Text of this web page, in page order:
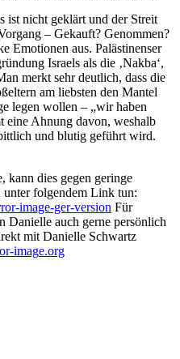
ist nicht geklärt und der Streit
– Gekauft? Genommen?
Emotionen aus. Palästinenser
Israels als die ‚Nakba‘,
merkt sehr deutlich, dass die
am liebsten den Mantel
legen wollen – „wir haben
eine Ahnung davon, weshalb
und blutig geführt wird.
kann dies gegen geringe
folgendem Link tun:
image-ger-version Für
Danielle auch gerne persönlich
mit Danielle Schwartz